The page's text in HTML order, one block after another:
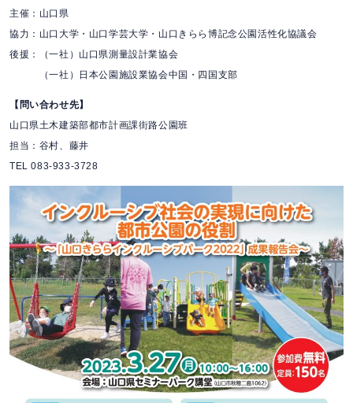
主催：山口県
協力：山口大学・山口学芸大学・山口きらら博記念公園活性化協議会
後援：（一社）山口県測量設計業協会
（一社）日本公園施設業協会中国・四国支部
【問い合わせ先】
山口県土木建築部都市計画課街路公園班
担当：谷村、藤井
TEL 083-933-3728